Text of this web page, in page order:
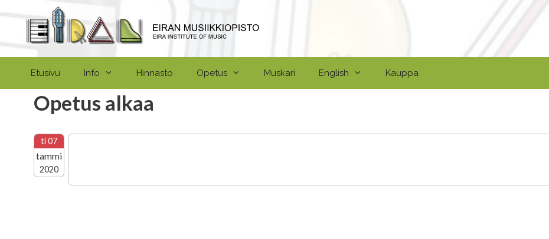
sisältöön
Etusivu Info Hinnasto Opetus Muskari English Kauppa
Opetus alkaa
ti 07
tammi
2020